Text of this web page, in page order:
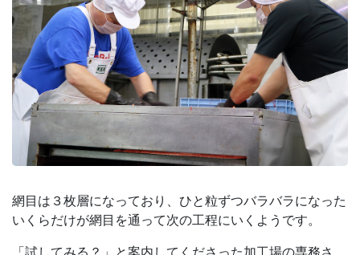
網目は３枚層になっており、ひと粒ずつバラバラになった
いくらだけが網目を通って次の工程にいくようです。